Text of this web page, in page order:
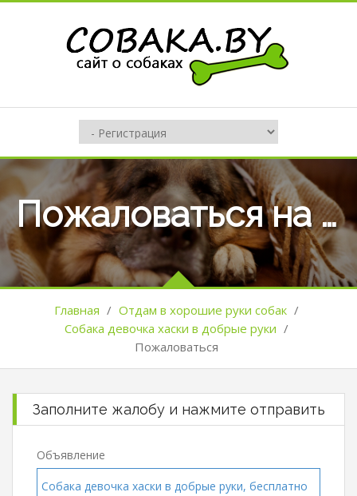
Пожаловаться на оъявление №109830
Главная / Отдам в хорошие руки собак /
Собака девочка хаски в добрые руки /
Пожаловаться
Заполните жалобу и нажмите отправить
Объявление
Собака девочка хаски в добрые руки, бесплатно